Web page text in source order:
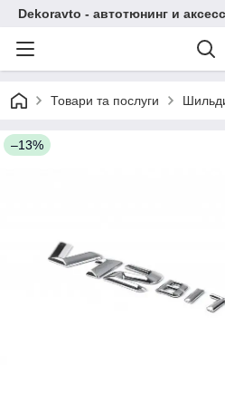
Dekoravto - автотюнинг и
Товари та послуги
–13%